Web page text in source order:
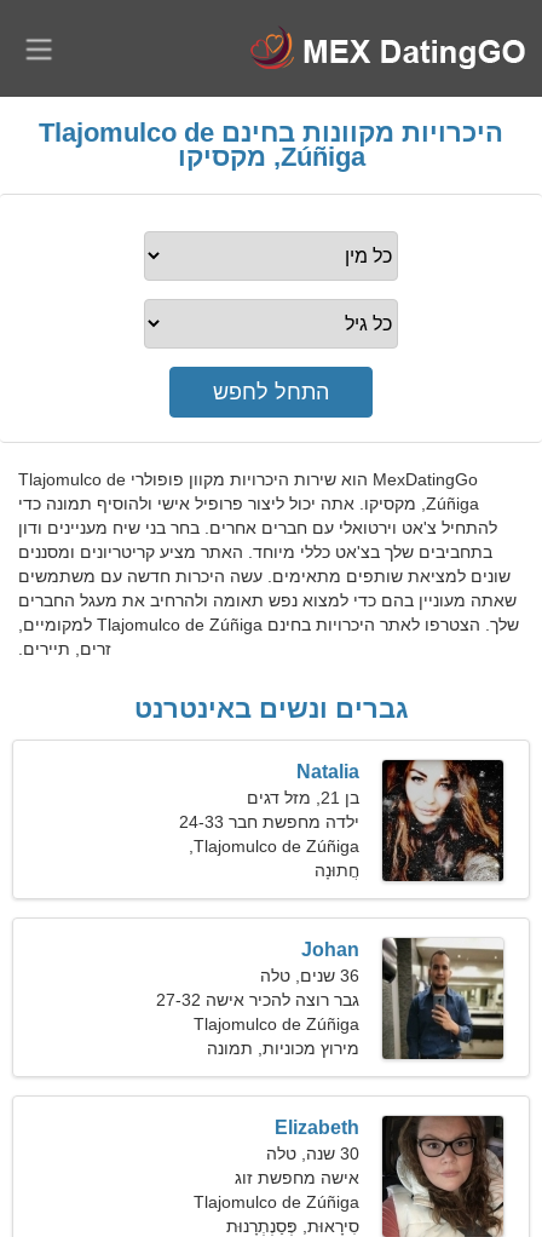
היכרויות מקוונות בחינם Tlajomulco de
Zúñiga, מקסיקו
MexDatingGo הוא שירות היכרויות מקוון פופולרי Tlajomulco de
Zúñiga, מקסיקו. אתה יכול ליצור פרופיל אישי ולהוסיף תמונה כדי
להתחיל צ'אט וירטואלי עם חברים אחרים. בחר בני שיח מעניינים ודון
בתחביבים שלך בצ'אט כללי מיוחד. האתר מציע קריטריונים ומסננים
שונים למציאת שותפים מתאימים. עשה היכרות חדשה עם משתמשים
שאתה מעוניין בהם כדי למצוא נפש תאומה ולהרחיב את מעגל החברים
שלך. הצטרפו לאתר היכרויות בחינם Tlajomulco de Zúñiga למקומיים,
זרים, תיירים.
גברים ונשים באינטרנט
Natalia
בן 21, מזל דגים
ילדה מחפשת חבר 24-33
מקסיקו
חֲתוּנָה
Johan
36 שנים, טלה
גבר רוצה להכיר אישה 27-32
Tlajomulco de Zúñiga
מירוץ מכוניות, תמונה
Elizabeth
30 שנה, טלה
אישה מחפשת זוג
Tlajomulco de Zúñiga
סִירָאוּת, פְּסַנְתְרָנוּת